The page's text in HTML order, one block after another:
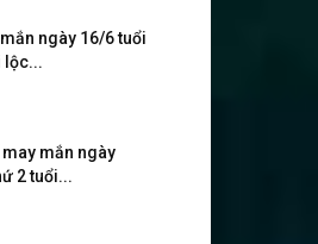
ngày 16/6 tuổi
lộc...
mắn ngày
2 tuổi...